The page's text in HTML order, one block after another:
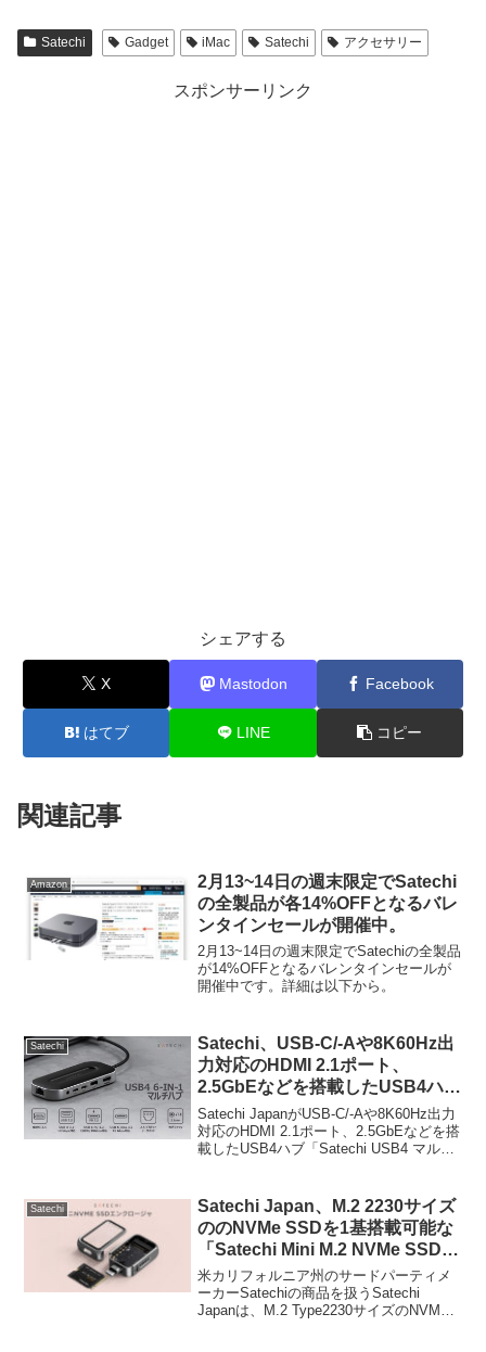
Satechi Gadget iMac Satechi アクセサリー
スポンサーリンク
シェアする
X Mastodon Facebook
はてブ LINE コピー
関連記事
Amazon
2月13~14日の週末限定でSatechi
の全製品が各14%OFFとなるバレ
ンタインセールが開催中。
2月13~14日の週末限定でSatechiの全製品
が14%OFFとなるバレンタインセールが
開催中です。詳細は以下から。
Satechi
Satechi、USB-C/-Aや8K60Hz出
力対応のHDMI 2.1ポート、
2.5GbEなどを搭載したUSB4ハブ
「Satechi USB4 マルチハブ 6-in-
1」を日本でも発売開始。
Satechi JapanがUSB-C/-Aや8K60Hz出力
対応のHDMI 2.1ポート、2.5GbEなどを搭
載したUSB4ハブ「Satechi USB4 マルチ
Satechi
Satechi Japan、M.2 2230サイズ
ののNVMe SSDを1基搭載可能な
「Satechi Mini M.2 NVMe SSD
エンクロージャ」を発売。
米カリフォルニア州のサードパーティメ
ーカーSatechiの商品を扱うSatechi
Japanは、M.2 Type2230サイズのNVMe